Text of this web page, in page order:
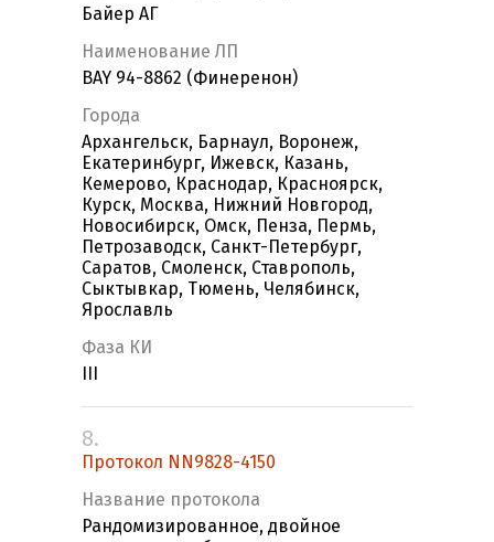
Байер АГ
Наименование ЛП
BAY 94-8862 (Финеренон)
Города
Архангельск, Барнаул, Воронеж,
Екатеринбург, Ижевск, Казань,
Кемерово, Краснодар, Красноярск,
Курск, Москва, Нижний Новгород,
Новосибирск, Омск, Пенза, Пермь,
Петрозаводск, Санкт-Петербург,
Саратов, Смоленск, Ставрополь,
Сыктывкар, Тюмень, Челябинск,
Ярославль
Фаза КИ
8.
Протокол NN9828-4150
Название протокола
Рандомизированное, двойное